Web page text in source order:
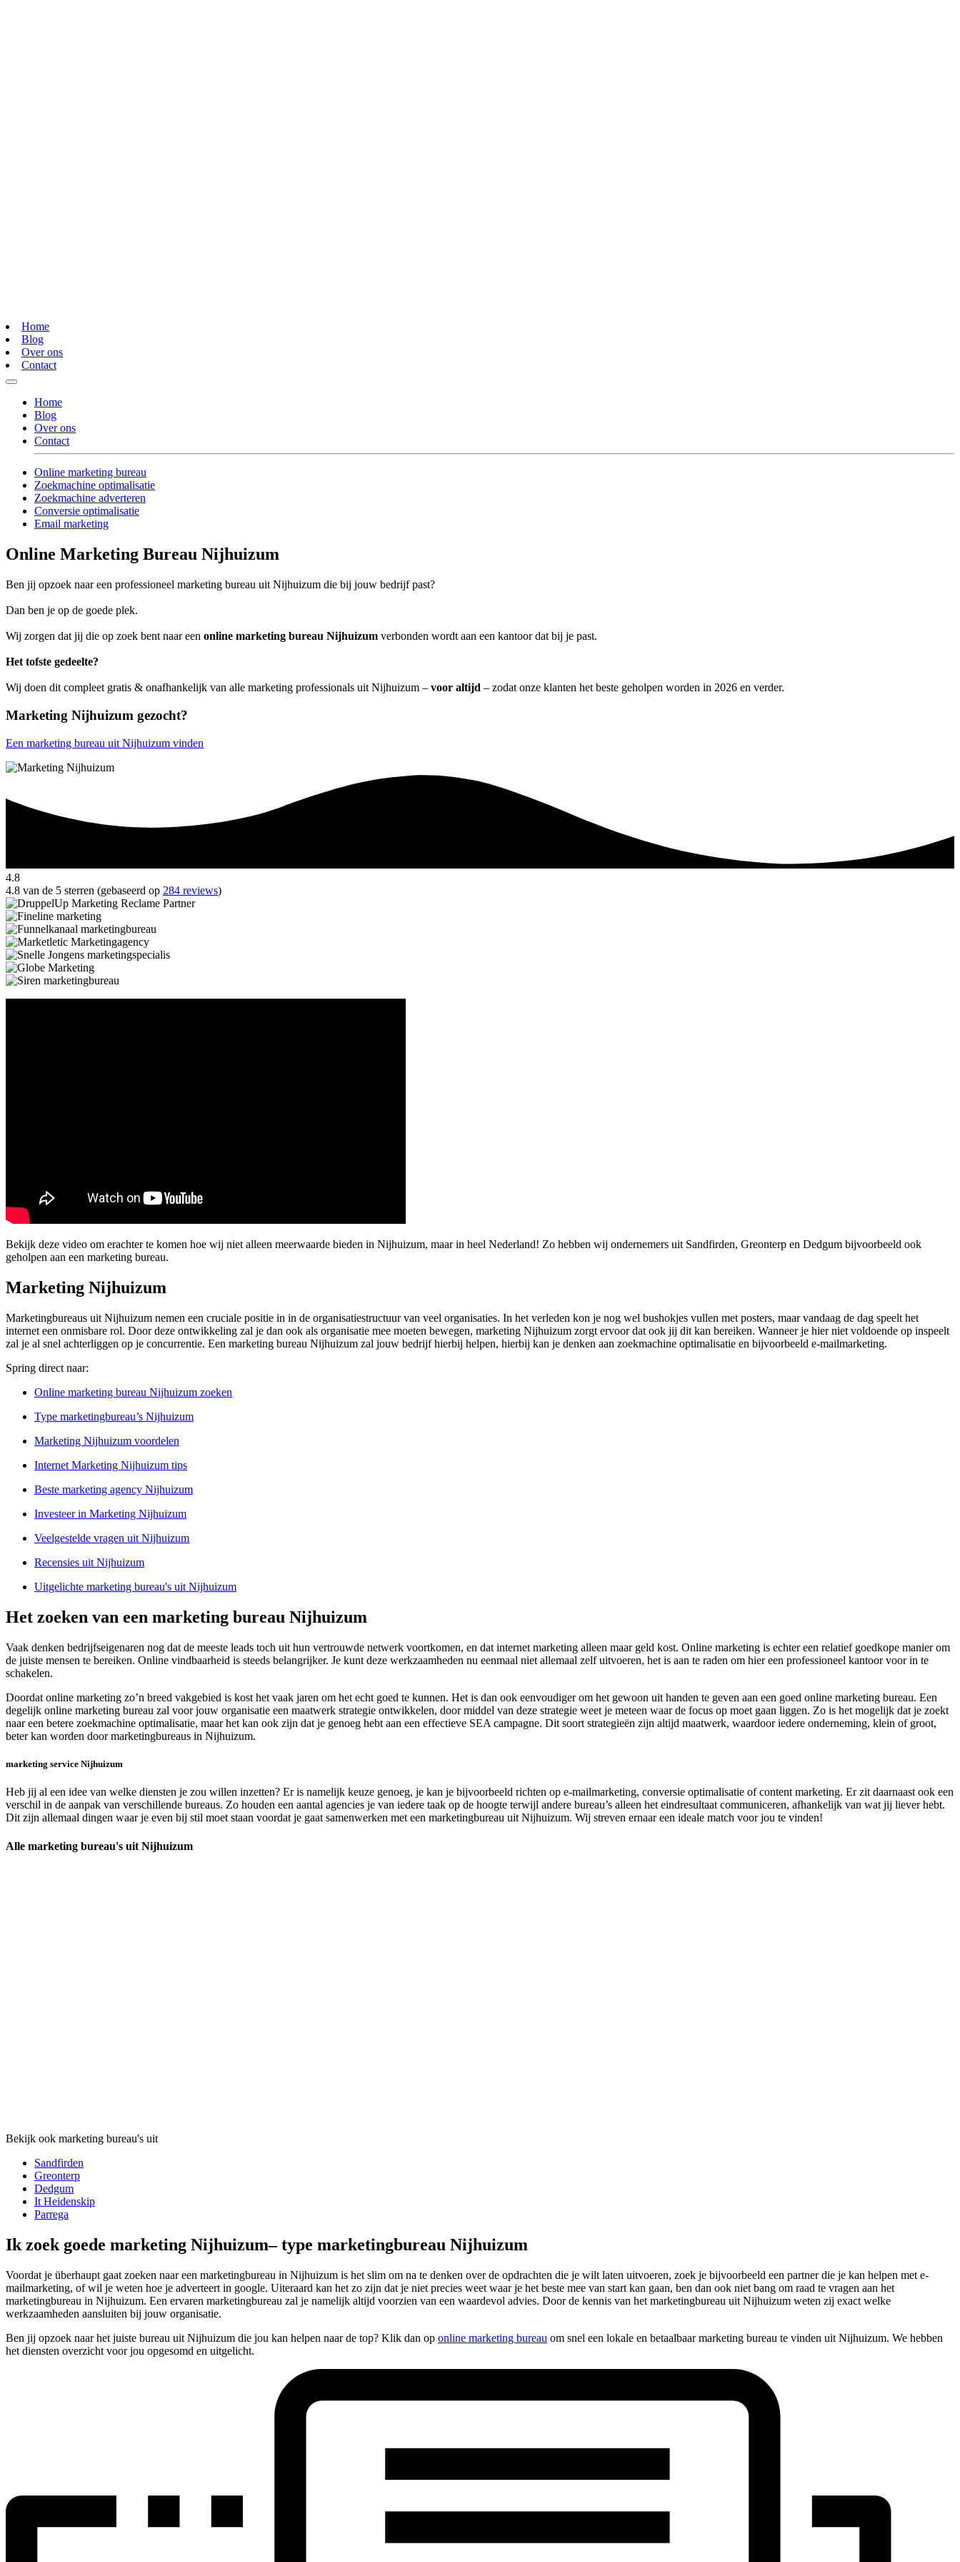
Home
Blog
Over ons
Contact
Home
Blog
Over ons
Contact
Online marketing bureau
Zoekmachine optimalisatie
Zoekmachine adverteren
Conversie optimalisatie
Email marketing
Online Marketing Bureau Nijhuizum
Ben jij opzoek naar een professioneel marketing bureau uit Nijhuizum die bij jouw bedrijf past?
Dan ben je op de goede plek.
Wij zorgen dat jij die op zoek bent naar een online marketing bureau Nijhuizum verbonden wordt aan een kantoor dat bij je past.
Het tofste gedeelte?
Wij doen dit compleet gratis & onafhankelijk van alle marketing professionals uit Nijhuizum – voor altijd – zodat onze klanten het beste geholpen worden in 2026 en verder.
Marketing Nijhuizum gezocht?
Een marketing bureau uit Nijhuizum vinden
4.8
4.8 van de 5 sterren (gebaseerd op 284 reviews)
Bekijk deze video om erachter te komen hoe wij niet alleen meerwaarde bieden in Nijhuizum, maar in heel Nederland! Zo hebben wij ondernemers uit Sandfirden, Greonterp en Dedgum bijvoorbeeld ook
geholpen aan een marketing bureau.
Marketing Nijhuizum
Marketingbureaus uit Nijhuizum nemen een cruciale positie in in de organisatiestructuur van veel organisaties. In het verleden kon je nog wel bushokjes vullen met posters, maar vandaag de dag speelt het
internet een onmisbare rol. Door deze ontwikkeling zal je dan ook als organisatie mee moeten bewegen, marketing Nijhuizum zorgt ervoor dat ook jij dit kan bereiken. Wanneer je hier niet voldoende op inspeelt
zal je al snel achterliggen op je concurrentie. Een marketing bureau Nijhuizum zal jouw bedrijf hierbij helpen, hierbij kan je denken aan zoekmachine optimalisatie en bijvoorbeeld e-mailmarketing.
Spring direct naar:
Online marketing bureau Nijhuizum zoeken
Type marketingbureau’s Nijhuizum
Marketing Nijhuizum voordelen
Internet Marketing Nijhuizum tips
Beste marketing agency Nijhuizum
Investeer in Marketing Nijhuizum
Veelgestelde vragen uit Nijhuizum
Recensies uit Nijhuizum
Uitgelichte marketing bureau's uit Nijhuizum
Het zoeken van een marketing bureau Nijhuizum
Vaak denken bedrijfseigenaren nog dat de meeste leads toch uit hun vertrouwde netwerk voortkomen, en dat internet marketing alleen maar geld kost. Online marketing is echter een relatief goedkope manier om
de juiste mensen te bereiken. Online vindbaarheid is steeds belangrijker. Je kunt deze werkzaamheden nu eenmaal niet allemaal zelf uitvoeren, het is aan te raden om hier een professioneel kantoor voor in te
schakelen.
Doordat online marketing zo’n breed vakgebied is kost het vaak jaren om het echt goed te kunnen. Het is dan ook eenvoudiger om het gewoon uit handen te geven aan een goed online marketing bureau. Een
degelijk online marketing bureau zal voor jouw organisatie een maatwerk strategie ontwikkelen, door middel van deze strategie weet je meteen waar de focus op moet gaan liggen. Zo is het mogelijk dat je zoekt
naar een betere zoekmachine optimalisatie, maar het kan ook zijn dat je genoeg hebt aan een effectieve SEA campagne. Dit soort strategieën zijn altijd maatwerk, waardoor iedere onderneming, klein of groot,
beter kan worden door marketingbureaus in Nijhuizum.
marketing service Nijhuizum
Heb jij al een idee van welke diensten je zou willen inzetten? Er is namelijk keuze genoeg, je kan je bijvoorbeeld richten op e-mailmarketing, conversie optimalisatie of content marketing. Er zit daarnaast ook een
verschil in de aanpak van verschillende bureaus. Zo houden een aantal agencies je van iedere taak op de hoogte terwijl andere bureau’s alleen het eindresultaat communiceren, afhankelijk van wat jij liever hebt.
Dit zijn allemaal dingen waar je even bij stil moet staan voordat je gaat samenwerken met een marketingbureau uit Nijhuizum. Wij streven ernaar een ideale match voor jou te vinden!
Alle marketing bureau's uit Nijhuizum
Bekijk ook marketing bureau's uit
Sandfirden
Greonterp
Dedgum
It Heidenskip
Parrega
Ik zoek goede marketing Nijhuizum– type marketingbureau Nijhuizum
Voordat je überhaupt gaat zoeken naar een marketingbureau in Nijhuizum is het slim om na te denken over de opdrachten die je wilt laten uitvoeren, zoek je bijvoorbeeld een partner die je kan helpen met e-
mailmarketing, of wil je weten hoe je adverteert in google. Uiteraard kan het zo zijn dat je niet precies weet waar je het beste mee van start kan gaan, ben dan ook niet bang om raad te vragen aan het
marketingbureau in Nijhuizum. Een ervaren marketingbureau zal je namelijk altijd voorzien van een waardevol advies. Door de kennis van het marketingbureau uit Nijhuizum weten zij exact welke
werkzaamheden aansluiten bij jouw organisatie.
Ben jij opzoek naar het juiste bureau uit Nijhuizum die jou kan helpen naar de top? Klik dan op online marketing bureau om snel een lokale en betaalbaar marketing bureau te vinden uit Nijhuizum. We hebben
het diensten overzicht voor jou opgesomd en uitgelicht.